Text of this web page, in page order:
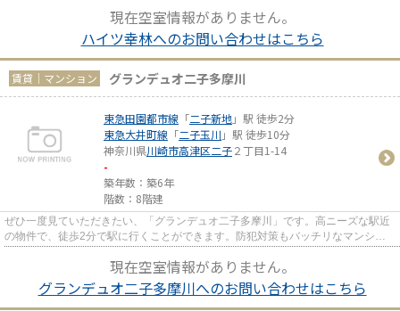
現在空室情報がありません。
ハイツ幸林へのお問い合わせはこちら
賃貸｜マンション グランデュオ二子多摩川
東急田園都市線 「二子新地」駅 徒歩2分
東急大井町線 「二子玉川 」駅 徒歩10分
神奈川県川崎市高津区二子２丁目1-14
-
築年数：築6年
階数：8階建
ぜひ一度見ていただきたい、「グランデュオ二子多摩川」です。高ニーズな駅近
の物件で、徒歩2分で駅に行くことができます。防犯対策もバッチリなマンショ
現在空室情報がありません。
グランデュオ二子多摩川へのお問い合わせはこちら